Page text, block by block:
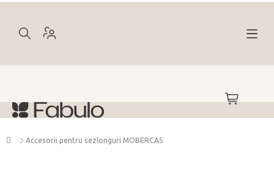
COŞ
DE
Acasă
Accesorii pentru sezlonguri MOBERCAS